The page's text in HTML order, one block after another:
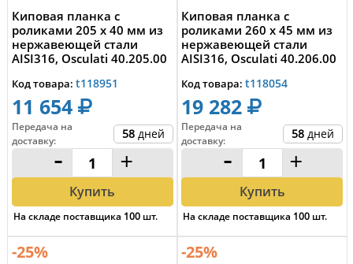
Киповая планка с
роликами 205 x 40 мм из
нержавеющей стали
AISI316, Osculati 40.205.00
Код товара: t118951
11 654
Передача на
доставку: 58 дней
- +
Купить
На складе поставщика 100 шт.
Киповая планка с
роликами 260 x 45 мм из
нержавеющей стали
AISI316, Osculati 40.206.00
Код товара: t118054
19 282
Передача на
доставку: 58 дней
- +
Купить
На складе поставщика 100 шт.
-25% -25%